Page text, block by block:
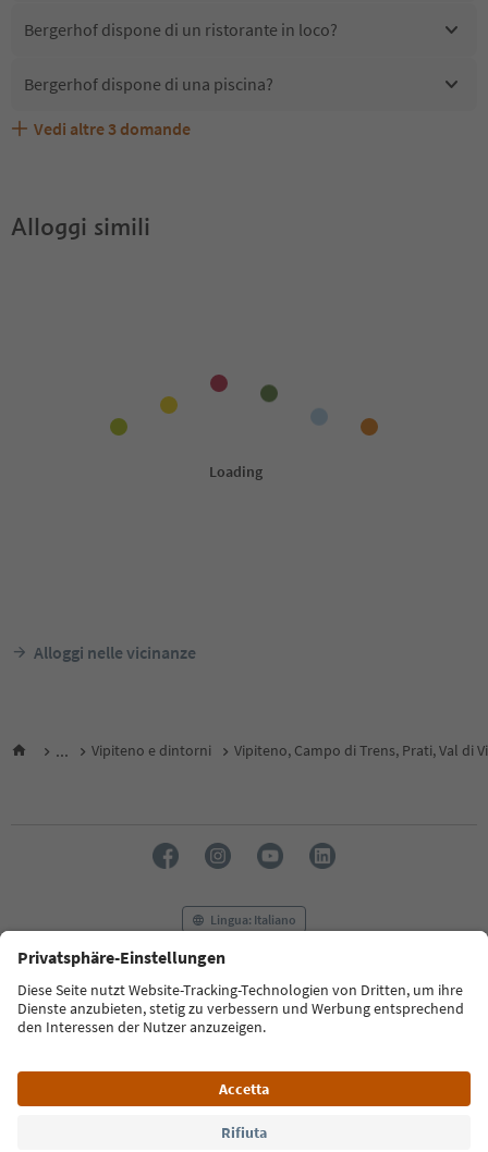
Bergerhof dispone di un ristorante in loco?
Bergerhof dispone di una piscina?
Bergerhof accetta animali domestici?
Quali servizi/attività sono disponibili presso Bergerhof?
Gli ospiti di Bergerhof ricevono l'Alto Adige Guest Pass?
Vedi altre 3 domande
Alloggi simili
Alloggi nelle vicinanze
... Vipiteno e dintorni Vipiteno, Campo di Trens, Prati, Val di
Lingua: Italiano
FAQ Contatti Press MICE
Privacy Policy
Termini e condizioni
Crediti
Cookie Policy
Alto Adige B2B